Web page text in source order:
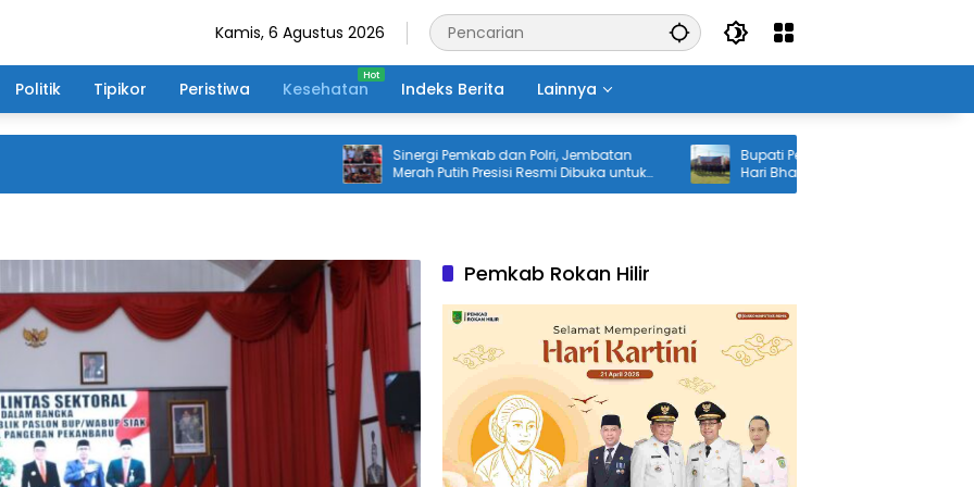
Kamis, 6 Agustus 2026
Politik Tipikor Peristiwa Kesehatan Indeks Berita Lainnya
Sinergi Pemkab dan Polri, Jembatan
Merah Putih Presisi Resmi Dibuka untuk
Masyarakat Desa Rangsang
Bupati Pelalawan H. Zukri Hadiri Upacara
Hari Bhayangkara ke-80 di Mapolres
Pemkab Rokan Hilir